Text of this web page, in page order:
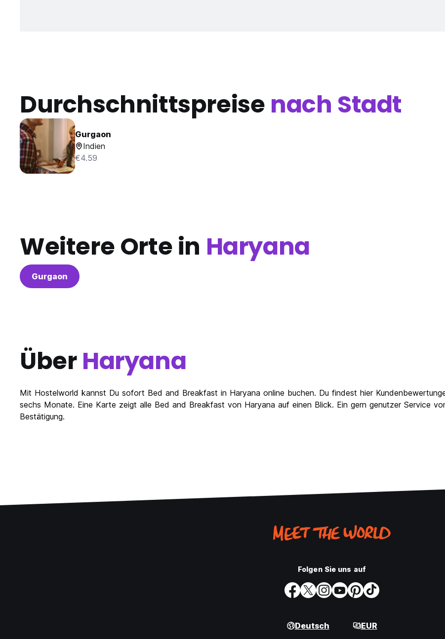
Durchschnittspreise nach Stadt
Gurgaon
Indien
€4.59
Weitere Orte in Haryana
Gurgaon
ÜberHaryana
Mit Hostelworld kannst Du sofort Bed and Breakfast in Haryana online buchen. Du findest hier
sechs Monate. Eine Karte zeigt alle Bed and Breakfast von Haryana auf einen Blick. Ein gern genutzer Service
Bestätigung.
Folgen Sie uns auf
Deutsch EUR